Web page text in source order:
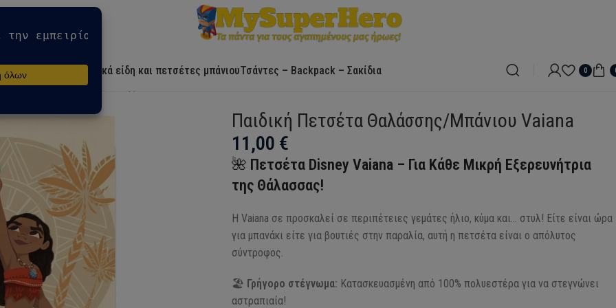
Λευκά είδη και πετσέτες μπάνιουΤσάντες – Backpack – Σακίδια 0
Παιδική Πετσέτα Θαλάσσης/Μπάνιου Vaiana
Παιδική Πετσέτα Θαλάσσης/Μπάνιου Vaiana
11,00 €
🌺 Πετσέτα Disney Vaiana – Για Κάθε Μικρή Εξερευνήτρια
της Θάλασσας!
Η Vaiana σε προσκαλεί σε περιπέτειες γεμάτες ήλιο, κύμα και… στυλ! Είτε είναι ώρα
για μπανάκι είτε για βουτιές στην παραλία, αυτή η πετσέτα είναι ο απόλυτος
σύντροφος.
🏖️ Γρήγορο στέγνωμα: Κατασκευασμένη από 100% πολυεστέρα για να στεγνώνει
αστραπιαία!